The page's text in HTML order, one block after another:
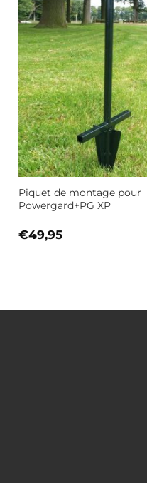
Piquet de montage pour
Powergard+PG XP
€49,95